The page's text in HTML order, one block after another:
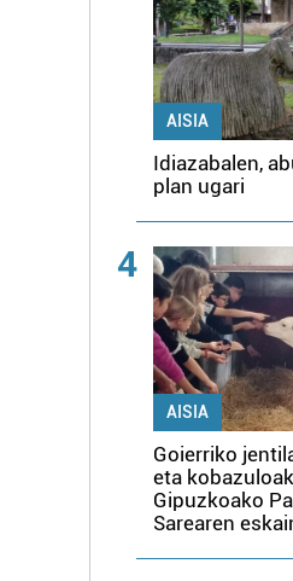
AISIA
Idiazabalen,
plan ugari
4
AISIA
Goierriko
eta
Gipuzkoako
Sarearen